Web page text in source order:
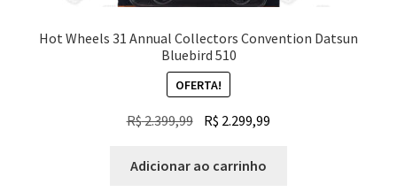
Hot Wheels 31 Annual Collectors Convention Datsun
Bluebird 510
OFERTA!
R$2.399,99
original
R$ 2.299,99
Adicionar ao carrinho